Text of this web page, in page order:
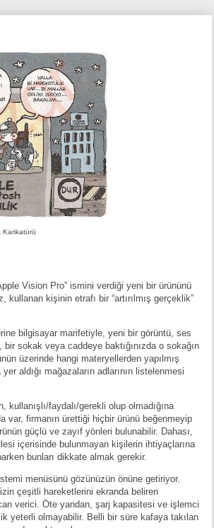
Karikatürü
Vision Pro” ismini verdiği yeni bir ürününü
kişinin etrafı bir “artırılmış gerçeklik”
bilgisayar marifetiyle, yeni bir görüntü, ses
sokak veya caddeye baktığınızda o sokağın
üzerinde hangi materyellerden yapılmış
aldığı mağazaların adlarının listelenmesi
faydalı/gerekli olup olmadığına
var, firmanın ürettiği hiçbir ürünü beğenmeyip
güçlü ve zayıf yönleri bulunabilir. Dahası,
içerisinde bulunmayan kişilerin ihtiyaçlarına
bunları dikkate almak gerekir.
menüsünü gözünüzün önüne getiriyor.
çeşitli hareketlerini ekranda beliren
verici. Öte yandan, şarj kapasitesi ve işlemci
yeterli olmayabilir. Belli bir süre kafaya takılan